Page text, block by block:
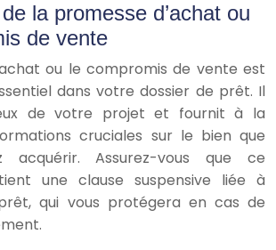
la promesse d’achat ou
de vente
ou le compromis de vente est
dans votre dossier de prêt. Il
de votre projet et fournit à la
cruciales sur le bien que
acquérir. Assurez-vous que ce
une clause suspensive liée à
qui vous protégera en cas de